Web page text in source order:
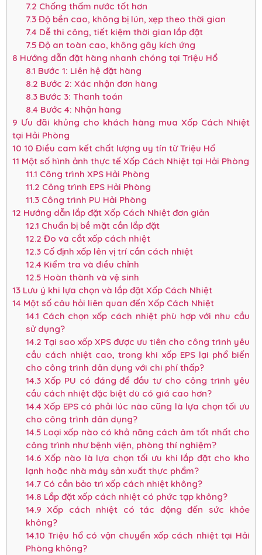
7.2 Chống thấm nước tốt hơn
7.3Độ bền cao, không bị lún, xẹp theo thời gian
7.4 Dễ thi công, tiết kiệm thời gian lắp đặt
7.5Độ an toàn cao, không gây kích ứng
8 Hướng dẫn đặt hàng nhanh chóng tại Triệu Hổ
8.1 Bước 1: Liên hệ đặt hàng
8.2 Bước 2: Xác nhận đơn hàng
8.3Bước 3: Thanh toán
8.4 Bước 4: Nhận hàng
9 Ưu đãi khủng cho khách hàng mua Xốp Cách Nhiệt
tại Hải Phòng
10 10 Điều cam kết chất lượng uy tín từ Triệu Hổ
11 Một số hình ảnh thực tế Xốp Cách Nhiệt tại Hải Phòng
11.1 Công trình XPS Hải Phòng
11.2 Công trình EPS Hải Phòng
11.3Công trình PU Hải Phòng
12 Hướng dẫn lắp đặt Xốp Cách Nhiệt đơn giản
12.1 Chuẩn bị bề mặt cần lắp đặt
12.2 Đo và cắt xốp cách nhiệt
12.3Cố định xốp lên vị trí cần cách nhiệt
12.4 Kiểm tra và điều chỉnh
12.5Hoàn thành và vệ sinh
13 Lưu ý khi lựa chọn và lắp đặt Xốp Cách Nhiệt
14 Một số câu hỏi liên quan đến Xốp Cách Nhiệt
14.1 Cách chọn xốp cách nhiệt phù hợp với nhu cầu
sử dụng?
14.2 Tại sao xốp XPS được ưu tiên cho công trình yêu
cầu cách nhiệt cao, trong khi xốp EPS lại phổ biến
cho công trình dân dụng với chi phí thấp?
14.3Xốp PU có đáng để đầu tư cho công trình yêu
cầu cách nhiệt đặc biệt dù có giá cao hơn?
14.4 Xốp EPS có phải lúc nào cũng là lựa chọn tối ưu
cho công trình dân dụng?
14.5Loại xốp nào có khả năng cách âm tốt nhất cho
công trình như bệnh viện, phòng thí nghiệm?
14.6 Xốp nào là lựa chọn tối ưu khi lắp đặt cho kho
lạnh hoặc nhà máy sản xuất thực phẩm?
14.7Có cần bảo trì xốp cách nhiệt không?
14.8 Lắp đặt xốp cách nhiệt có phức tạp không?
14.9 Xốp cách nhiệt có tác động đến sức khỏe
không?
14.10 Triệu hổ có vận chuyển xốp cách nhiệt tại Hải
Phòng không?